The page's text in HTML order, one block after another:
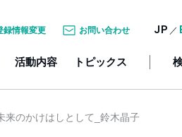
録情報変更 お問い合わせ JP ／
活動内容 トピックス
来のかけはしとして_鈴木晶子